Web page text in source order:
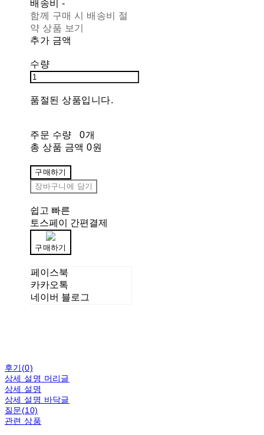
배송비-
함께 구매 시 배송비 절
약 상품 보기
추가 금액
수량
품절된 상품입니다.
주문 수량
0개
총 상품 금액 0원
구매하기
장바구니에 담기
쉽고 빠른
토스페이 간편결제
구매하기
페이스북
카카오톡
네이버 블로그
후기(0)
상세 설명 머리글
상세 설명
상세 설명 바닥글
질문(10)
관련 상품